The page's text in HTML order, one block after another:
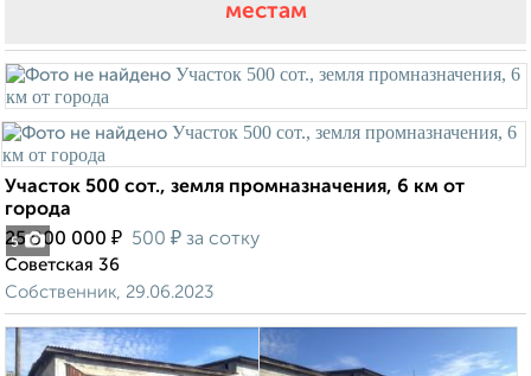
местам
5
Участок 500 сот., земля промназначения, 6 км от
города
25 000 000 ₽ 500 ₽ за сотку
Советская 36
Собственник, 29.06.2023